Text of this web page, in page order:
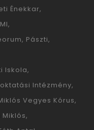
Énekkar
Pászti
Iskola
Intézmény
Vegyes Kórus
Miklós